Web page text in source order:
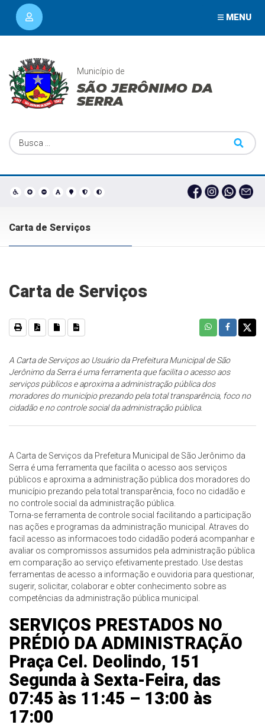
MENU
Município de
SÃO JERÔNIMO DA
SERRA
Carta de Serviços
Carta de Serviços
A Carta de Serviços ao Usuário da Prefeitura Municipal de São
Jerônimo da Serra é uma ferramenta que facilita o acesso aos
serviços públicos e aproxima a administração pública dos
moradores do município prezando pela total transparência, foco no
cidadão e no controle social da administração pública.
A Carta de Serviços da Prefeitura Municipal de São Jerônimo da
Serra é uma ferramenta que facilita o acesso aos serviços
públicos e aproxima a administração pública dos moradores do
município prezando pela total transparência, foco no cidadão e
no controle social da administração pública.
Torna-se ferramenta de controle social facilitando a participação
nas ações e programas da administração municipal. Atraves do
facil acesso as informacoes todo cidadão poderá acompanhar e
avaliar os compromissos assumidos pela administração pública
em comparação ao serviço efetivamente prestado. Use destas
ferramentas de acesso a informação e ouvidoria para questionar,
sugerir, solicitar, colaborar e obter conhecimento sobre as
competências da administração pública municipal.
SERVIÇOS PRESTADOS NO
PRÉDIO DA ADMINISTRAÇÃO
Praça Cel. Deolindo, 151
Segunda à Sexta-Feira, das
07:45 às 11:45 – 13:00 às
17:00